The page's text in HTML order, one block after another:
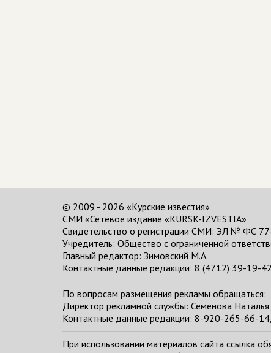
© 2009 - 2026 «Курские известия»
СМИ «Сетевое издание «KURSK-IZVESTIA»
Свидетельство о регистрации СМИ: ЭЛ № ФС
Учредитель: Общество с ограниченной
Главный редактор: Зимовский М.А.
Контактные данные редакции: 8 (4712) 39-19-
По вопросам размещения рекламы обращаться:
Директор рекламной службы: Семенова
Контактные данные редакции: 8-920-265-66-
При использовании материалов сайта ссылка